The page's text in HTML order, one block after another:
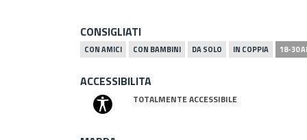
CONSIGLIATI
CON AMICI CON BAMBINI DA SOLO IN COPPIA 18-30
ACCESSIBILITA
TOTALMENTE ACCESSIBILE